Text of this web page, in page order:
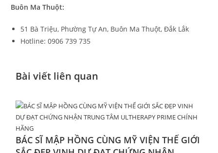
Buôn Ma Thuột:
51 Bà Triệu, Phường Tự An, Buôn Ma Thuột, Đắk Lắk
Hotline: 0906 739 735
Bài viết liên quan
BÁC SĨ MẬP HỒNG CÙNG MỸ VIỆN THẾ GIỚI